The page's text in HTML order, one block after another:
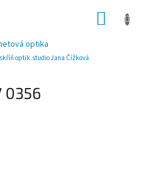
optika
optik.studio Jana Čížková
0356